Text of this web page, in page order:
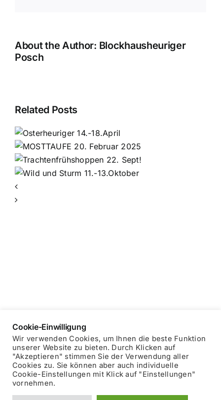
About the Author: Blockhausheuriger
Posch
Related Posts
Copyright © 2025 Blockhausheuriger Datenschutzerklärung
Impressum
Cookie-Einwilligung
Wir verwenden Cookies, um Ihnen die beste Funktion
unserer Website zu bieten. Durch Klicken auf
"Akzeptieren" stimmen Sie der Verwendung aller
Cookies zu. Sie können aber auch individuelle
Cookie-Einstellungen mit Klick auf "Einstellungen"
vornehmen.